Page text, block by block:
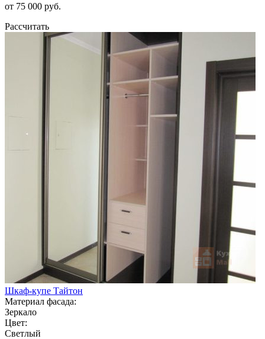
от 75 000 руб.
Рассчитать
Шкаф-купе Тайтон
Материал фасада:
Зеркало
Цвет:
Светлый